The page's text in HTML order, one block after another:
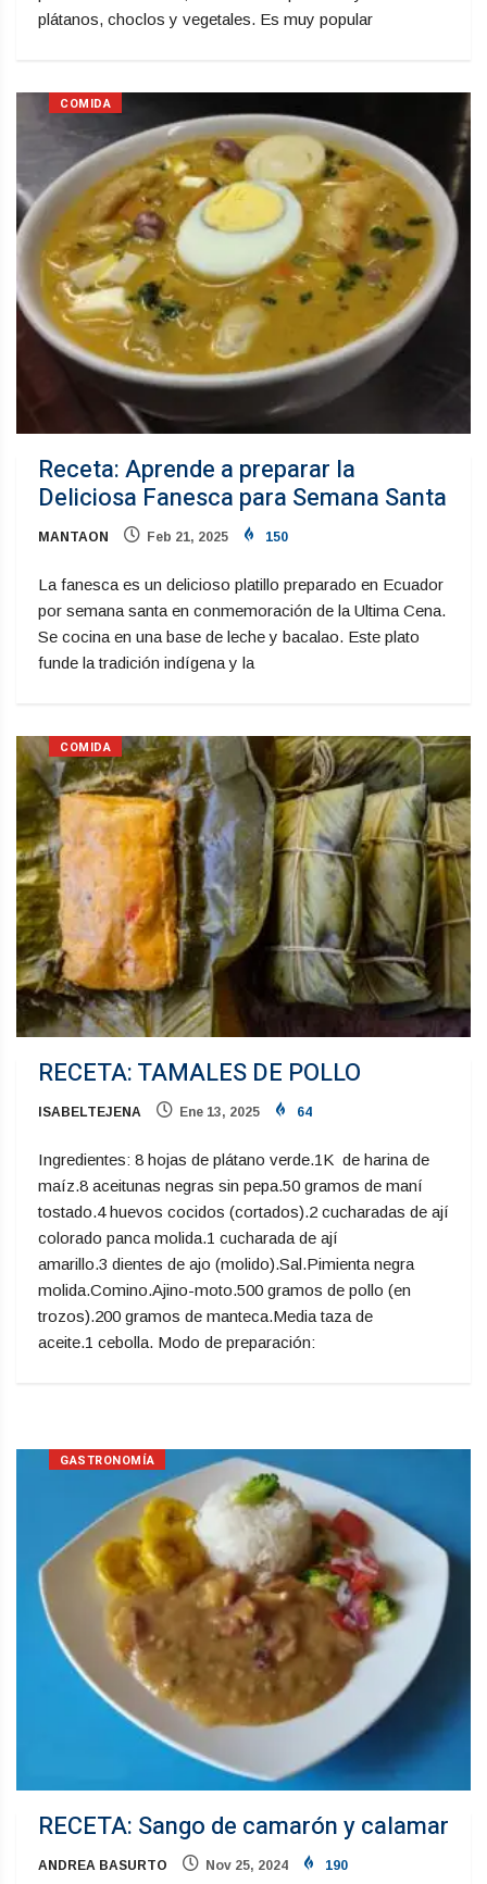
plátanos, choclos y vegetales. Es muy popular
COMIDA
Receta: Aprende a preparar la
Deliciosa Fanesca para Semana Santa
MANTAON Feb 21, 2025 150
La fanesca es un delicioso platillo preparado en Ecuador
por semana santa en conmemoración de la Ultima Cena.
Se cocina en una base de leche y bacalao. Este plato
funde la tradición indígena y la
COMIDA
RECETA: TAMALES DE POLLO
ISABELTEJENA Ene 13, 2025 64
Ingredientes: 8 hojas de plátano verde.1K de harina de
maíz.8 aceitunas negras sin pepa.50 gramos de maní
tostado.4 huevos cocidos (cortados).2 cucharadas de ají
colorado panca molida.1 cucharada de ají
amarillo.3 dientes de ajo (molido).Sal.Pimienta negra
molida.Comino.Ajino-moto.500 gramos de pollo (en
trozos).200 gramos de manteca.Media taza de
aceite.1 cebolla. Modo de preparación:
GASTRONOMÍA
RECETA: Sango de camarón y calamar
ANDREA BASURTO Nov 25, 2024 190